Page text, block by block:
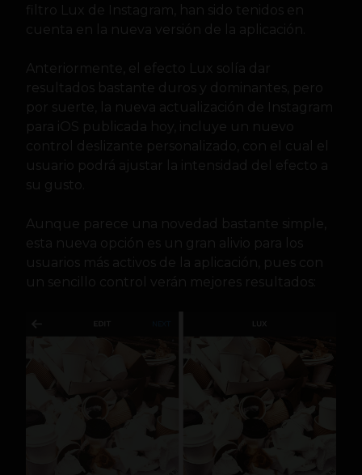
filtro Lux de Instagram, han sido tenidos en
cuenta en la nueva versión de la aplicación.
Anteriormente, el efecto Lux solía dar
resultados bastante duros y dominantes, pero
por suerte, la nueva actualización de Instagram
para iOS publicada hoy, incluye un nuevo
control deslizante personalizado, con el cual el
usuario podrá ajustar la intensidad del efecto a
su gusto.
Aunque parece una novedad bastante simple,
esta nueva opción es un gran alivio para los
usuarios más activos de la aplicación, pues con
un sencillo control verán mejores resultados: